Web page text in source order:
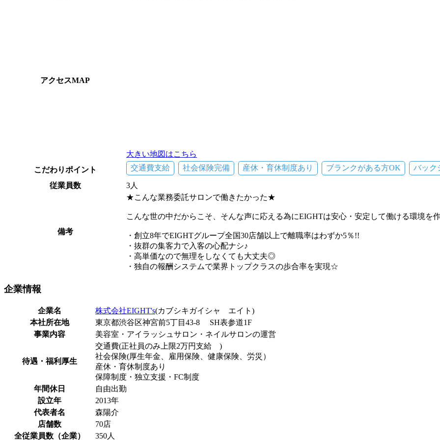
アクセスMAP
大きい地図はこちら
こだわりポイント
交通費支給 社会保険完備 産休・育休制度あり ブランクがある方OK バック
従業員数 3人
備考
★こんな業務委託サロンで働きたかった★
こんな世の中だからこそ、そんな声に応える為にEIGHTは安心・安定して働ける環境を
・創立8年でEIGHTグループ全国30店舗以上で離職率はわずか5％!!
・抜群の集客力で入客の心配ナシ♪
・高単価なので無理をしなくても大丈夫◎
・独自の報酬システムで業界トップクラスの歩合率を実現☆
企業情報
企業名 株式会社EIGHT's(カブシキガイシャ エイト)
本社所在地
東京都渋谷区神宮前5丁目43-8 SH表参道1F
事業内容
美容室・アイラッシュサロン・ネイルサロンの運営
待遇・福利厚生
交通費(正社員のみ上限2万円支給 )
社会保険(厚生年金、雇用保険、健康保険、労災）
産休・育休制度あり
保障制度・独立支援・FC制度
年間休日
自由出勤
設立年
2013年
代表者名
森陽介
店舗数
70店
全従業員数（企業）
350人